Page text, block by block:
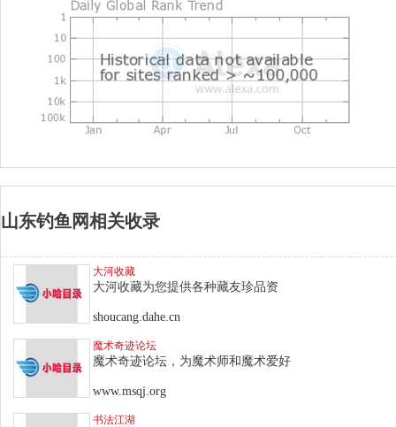
山东钓鱼网相关收录
大河收藏
大河收藏为您提供各种藏友珍品资
shoucang.dahe.cn
魔术奇迹论坛
魔术奇迹论坛，为魔术师和魔术爱好
www.msqj.org
书法江湖